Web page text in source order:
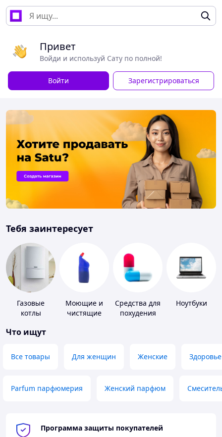
Привет
Войди и используй Сату по полной!
Войти Зарегистрироваться
Тебя заинтересует
Газовые
котлы
Моющие и
чистящие
Средства для
похудения
Ноутбуки
Что ищут
Все товары Для женщин Женские Здоровье
Parfum парфюмерия Женский парфюм
Программа защиты покупателей